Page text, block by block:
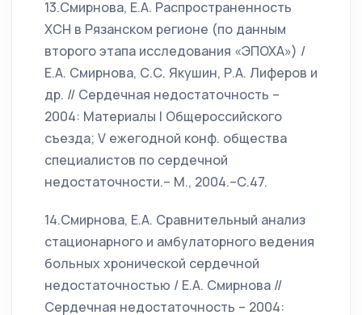
13.Смирнова, Е.А. Распространенность
ХСН в Рязанском регионе (по данным
второго этапа исследования «ЭПОХА») /
Е.А. Смирнова, С.С. Якушин, Р.А. Лиферов и
др. // Сердечная недостаточность –
2004: Материалы I Общероссийского
съезда; V ежегодной конф. общества
специалистов по сердечной
недостаточности.– М., 2004.–С.47.
14.Смирнова, Е.А. Сравнительный анализ
стационарного и амбулаторного ведения
больных хронической сердечной
недостаточностью / Е.А. Смирнова //
Сердечная недостаточность – 2004: